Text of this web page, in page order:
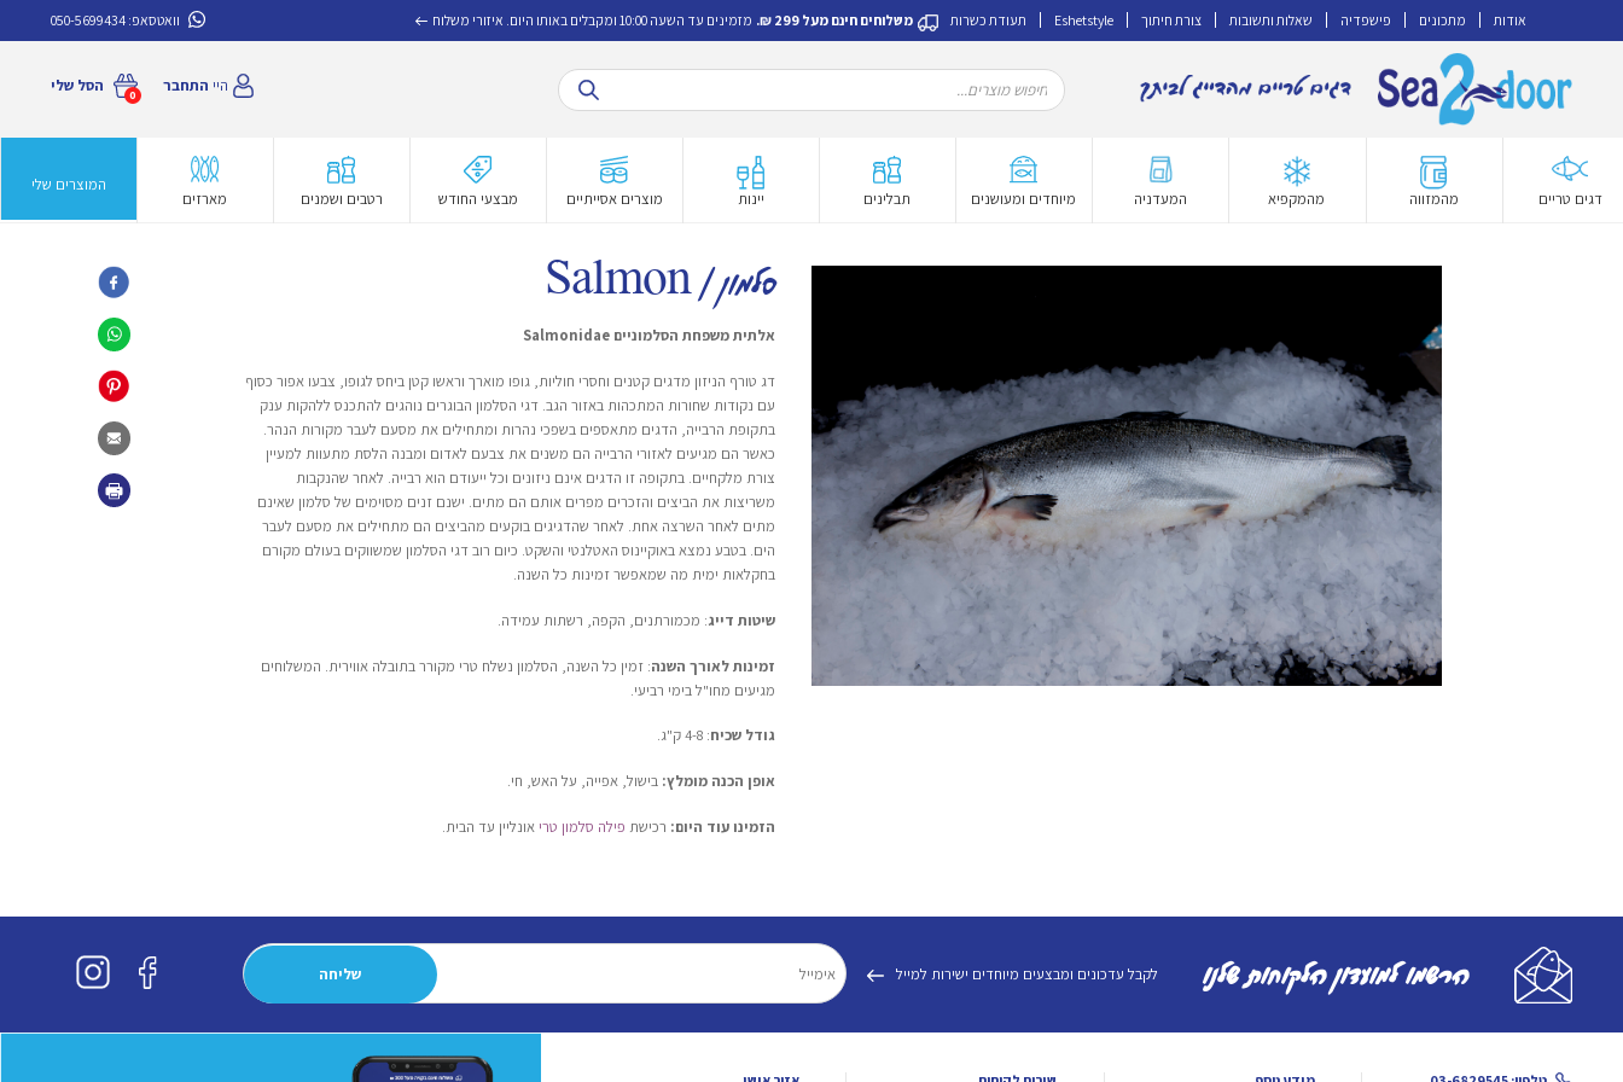
אודות מתכונים פישפדיה שאלות ותשובות צורת חיתוך Eshetstyle תעודת כשרות משלוחים חינם מעל 299 ₪. מזמינים עד השעה 10:00 ומקבלים באותו היום. איזורי משלוח וואטסאפ: 050-5699434
לניווט
לתוכן
הסל שלי 0 היי התחבר
Products
search
דגים טריים מהמזווה מהמקפיא המעדניה מיוחדים ומעושנים תבלינים יינות מוצרים אסייתיים מבצעי החודש רטבים ושמנים מארזים
המוצרים שלי
סלמון | Salmon
אלתית משפחת הסלמוניים Salmonidae
דג טורף הניזון מדגים קטנים וחסרי חוליות, גופו מוארך וראשו קטן ביחס לגופו, צבעו אפור כסוף
עם נקודות שחורות המתכהות באזור הגב. דגי הסלמון הבוגרים נוהגים להתכנס ללהקות ענק
בתקופת הרבייה, הדגים מתאספים בשפכי נהרות ומתחילים את מסעם לעבר מקורות הנהר.
כאשר הם מגיעים לאזורי הרבייה הם משנים את צבעם לאדום ומבנה הלסת מתעוות למעיין
צורת מלקחיים. בתקופה זו הדגים אינם ניזונים וכל ייעודם הוא רבייה. לאחר שהנקבות
משריצות את הביצים והזכרים מפרים אותם הם מתים. ישנם זנים מסוימים של סלמון שאינם
מתים לאחר השרצה אחת. לאחר שהדגיגים בוקעים מהביצים הם מתחילים את מסעם לעבר
הים. בטבע נמצא באוקיינוס האטלנטי והשקט. כיום רוב דגי הסלמון שמשווקים בעולם מקורם
בחקלאות ימית מה שמאפשר זמינות כל השנה.
שיטות דייג: מכמורתנים, הקפה, רשתות עמידה.
זמינות לאורך השנה: זמין כל השנה, הסלמון נשלח טרי מקורר בתובלה אווירית. המשלוחים
מגיעים מחו"ל בימי רביעי.
גודל שכיח: 4-8 ק"ג.
אופן הכנה מומלץ: בישול, אפייה, על האש, חי.
הזמינו עוד היום: רכישת פילה סלמון טרי אונליין עד הבית.
הרשמו למועדון הלקוחות שלנו לקבל עדכונים ומבצעים מיוחדים ישירות למייל